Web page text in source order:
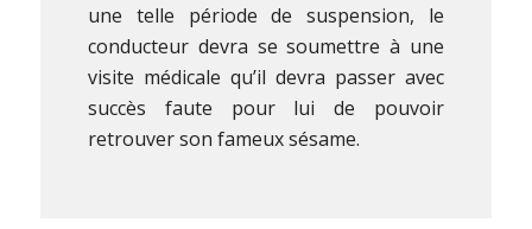
une telle période de suspension, le
conducteur devra se soumettre à une
visite médicale qu’il devra passer avec
succès faute pour lui de pouvoir
retrouver son fameux sésame.